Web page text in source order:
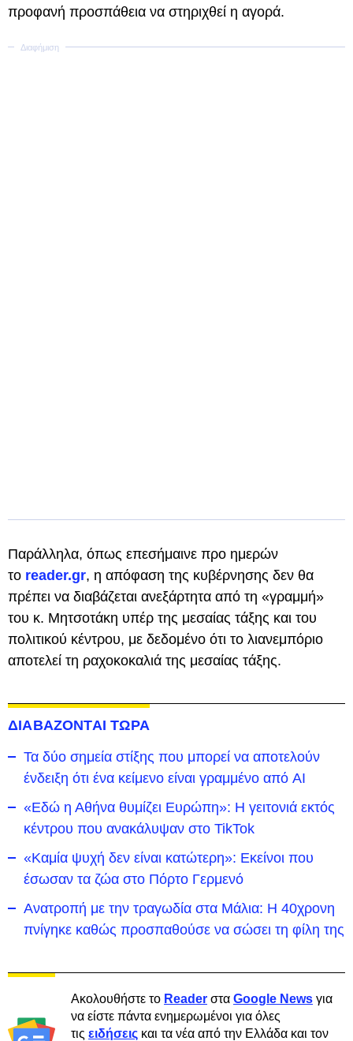
προφανή προσπάθεια να στηριχθεί η αγορά.
Παράλληλα, όπως επεσήμαινε προ ημερών
το reader.gr, η απόφαση της κυβέρνησης δεν θα
πρέπει να διαβάζεται ανεξάρτητα από τη «γραμμή»
του κ. Μητσοτάκη υπέρ της μεσαίας τάξης και του
πολιτικού κέντρου, με δεδομένο ότι το λιανεμπόριο
αποτελεί τη ραχοκοκαλιά της μεσαίας τάξης.
ΔΙΑΒΑΖΟΝΤΑΙ ΤΩΡΑ
Τα δύο σημεία στίξης που μπορεί να αποτελούν
ένδειξη ότι ένα κείμενο είναι γραμμένο από AI
«Εδώ η Αθήνα θυμίζει Ευρώπη»: H γειτονιά εκτός
κέντρου που ανακάλυψαν στο TikTok
«Καμία ψυχή δεν είναι κατώτερη»: Εκείνοι που
έσωσαν τα ζώα στο Πόρτο Γερμενό
Ανατροπή με την τραγωδία στα Μάλια: Η 40χρονη
πνίγηκε καθώς προσπαθούσε να σώσει τη φίλη της
Ακολουθήστε το Reader στα Google News για
να είστε πάντα ενημερωμένοι για όλες
τις ειδήσεις και τα νέα από την Ελλάδα και τον